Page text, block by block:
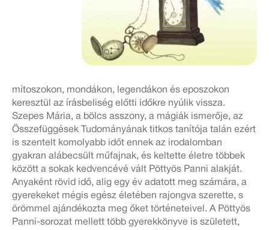
mítoszokon, mondákon, legendákon és eposzokon
keresztül az írásbeliség előtti időkre nyúlik vissza.
Szepes Mária, a bölcs asszony, a mágiák ismerője, az
Összefüggések Tudományának titkos tanítója talán ezért
is szentelt komolyabb időt ennek az irodalomban
gyakran alábecsült műfajnak, és keltette életre többek
között a sokak kedvencévé vált Pöttyös Panni alakját.
Anyaként rövid idő, alig egy év adatott meg számára, a
gyerekeket mégis egész életében rajongva szerette, s
örömmel ajándékozta meg őket történeteivel. A Pöttyös
Panni-sorozat mellett több gyerekkönyve is született,